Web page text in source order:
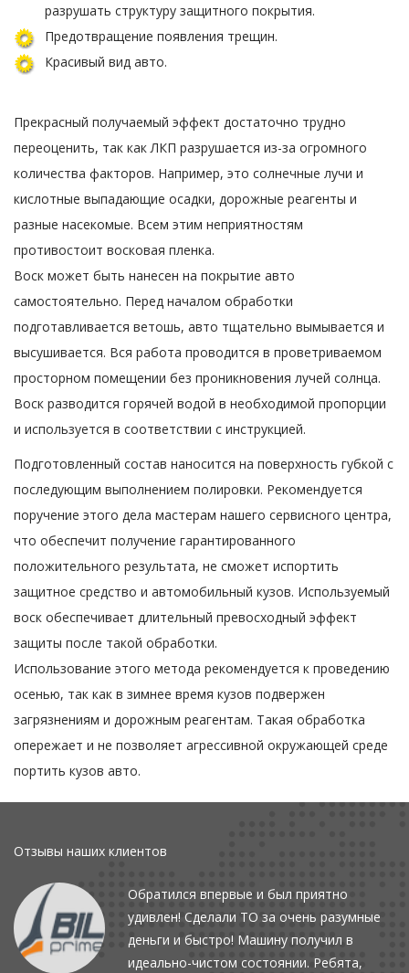
разрушать структуру защитного покрытия.
Предотвращение появления трещин.
Красивый вид авто.
Прекрасный получаемый эффект достаточно трудно
переоценить, так как ЛКП разрушается из-за огромного
количества факторов. Например, это солнечные лучи и
кислотные выпадающие осадки, дорожные реагенты и
разные насекомые. Всем этим неприятностям
противостоит восковая пленка.
Воск может быть нанесен на покрытие авто
самостоятельно. Перед началом обработки
подготавливается ветошь, авто тщательно вымывается и
высушивается. Вся работа проводится в проветриваемом
просторном помещении без проникновения лучей солнца.
Воск разводится горячей водой в необходимой пропорции
и используется в соответствии с инструкцией.
Подготовленный состав наносится на поверхность губкой с
последующим выполнением полировки. Рекомендуется
поручение этого дела мастерам нашего сервисного центра,
что обеспечит получение гарантированного
положительного результата, не сможет испортить
защитное средство и автомобильный кузов. Используемый
воск обеспечивает длительный превосходный эффект
защиты после такой обработки.
Использование этого метода рекомендуется к проведению
осенью, так как в зимнее время кузов подвержен
загрязнениям и дорожным реагентам. Такая обработка
опережает и не позволяет агрессивной окружающей среде
портить кузов авто.
Отзывы наших клиентов
Обратился впервые и был приятно
удивлен! Сделали ТО за очень разумные
деньги и быстро! Машину получил в
идеально-чистом состоянии. Ребята,